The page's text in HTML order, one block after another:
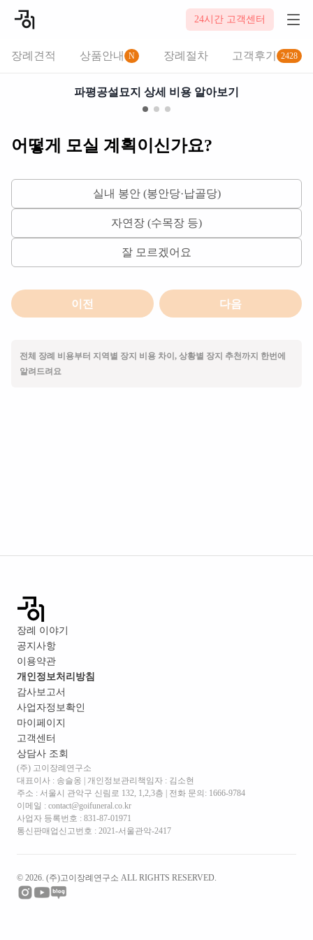
24시간 고객센터
장례견적 상품안내 N 장례절차 고객후기 2428
2026-08-08
파평공설묘지 상세 비용 알아보기
어떻게 모실 계획이신가요?
실내 봉안 (봉안당·납골당)
자연장 (수목장 등)
잘 모르겠어요
이전 다음
전체 장례 비용부터 지역별 장지 비용 차이, 상황별 장지 추천까지 한번에
알려드려요
장례 이야기
공지사항
이용약관
개인정보처리방침
감사보고서
사업자정보확인
마이페이지
고객센터
상담사 조회
(주) 고이장례연구소
대표이사 : 송슬옹 | 개인정보관리책임자 : 김소현
주소 : 서울시 관악구 신림로 132, 1,2,3층 | 전화 문의: 1666-9784
이메일 : contact@goifuneral.co.kr
사업자 등록번호 : 831-87-01971
통신판매업신고번호 : 2021-서울관악-2417
© 2026. (주)고이장례연구소 ALL RIGHTS RESERVED.